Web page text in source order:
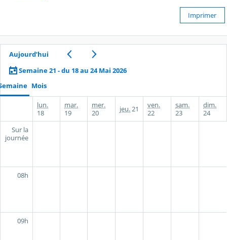
Imprimer
Aujourd’hui
Semaine 21 - du 18 au 24 Mai 2026
Mois
lun.
18
mar.
19
mer.
20
jeu.21
ven.
22
sam.
23
dim.
24
Sur la
journée
08h
09h